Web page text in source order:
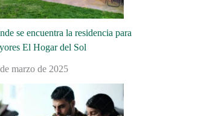
se encuentra la residencia para
El Hogar del Sol
marzo de 2025